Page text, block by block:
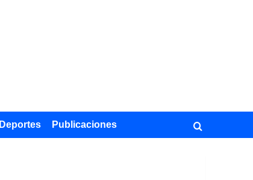
Deportes Publicaciones